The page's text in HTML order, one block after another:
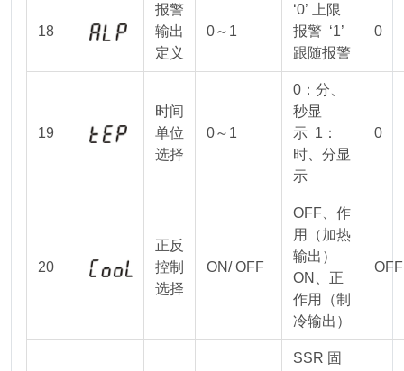
18
报警
输出
定义
0～1
‘0’ 上限
报警 ‘1’
跟随报警
0
19
时间
单位
选择
0～1
0：分、
秒显
示 1：
时、分显
示
0
20
正反
控制
选择
ON/ OFF
OFF、作
用（加热
输出）
ON、正
作用（制
冷输出）
OFF
SSR 固